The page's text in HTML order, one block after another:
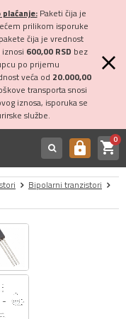
Paketi čija je
prilikom isporuke
čija je vrednost
600,00 RSD bez
po prijemu
veća od 20.000,00
transporta snosi
iznosa, isporuka se
službe.
https shopping_cart0
Bipolarni tranzistori